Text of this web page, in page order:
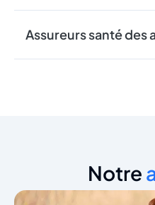
Assureurs santé des
Notre